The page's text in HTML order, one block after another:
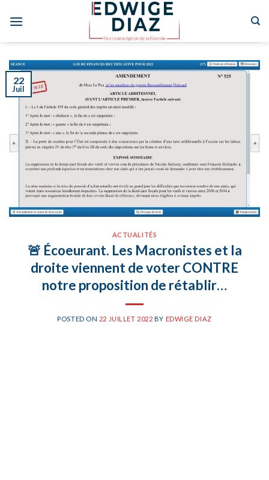
22
Juil
ACTUALITÉS
🚨 Écoeurant. Les Macronistes et la
droite viennent de voter CONTRE
notre proposition de rétablir…
POSTED ON 22 JUILLET 2022 BY EDWIGE DIAZ